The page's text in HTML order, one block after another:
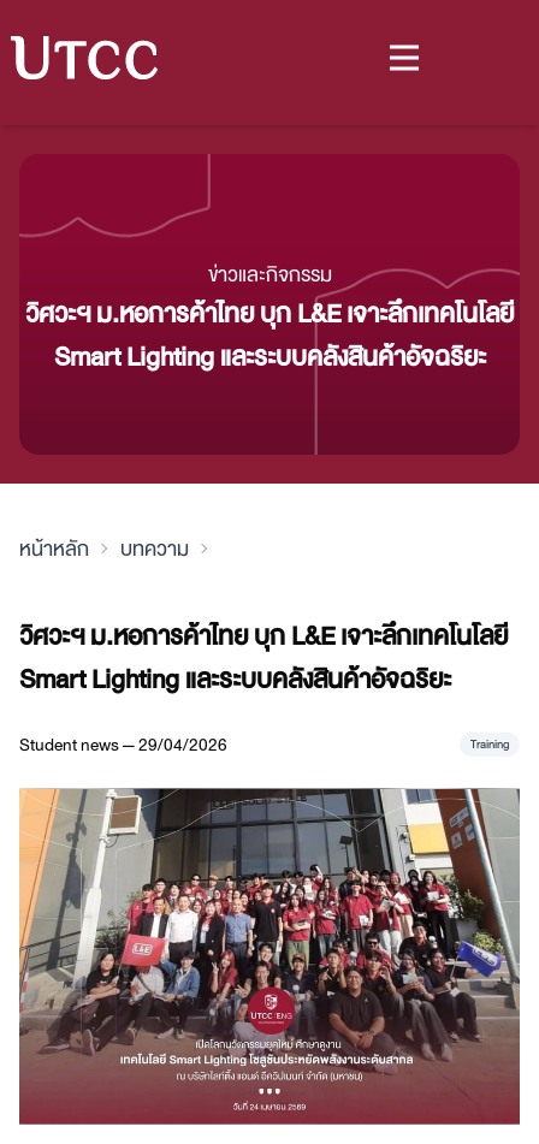
ข่าวและกิจกรรม
วิศวะฯ ม.หอการค้าไทย บุก L&E เจาะลึกเทคโนโลยี
Smart Lighting และระบบคลังสินค้าอัจฉริยะ
หน้าหลัก บทความ
วิศวะฯ ม.หอการค้าไทย บุก L&E เจาะลึกเทคโนโลยี
Smart Lighting และระบบคลังสินค้าอัจฉริยะ
Student news — 29/04/2026 Training